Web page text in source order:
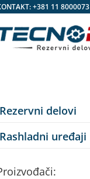
+381 11 8000073
Rezervni delovi
Rashladni uređaji